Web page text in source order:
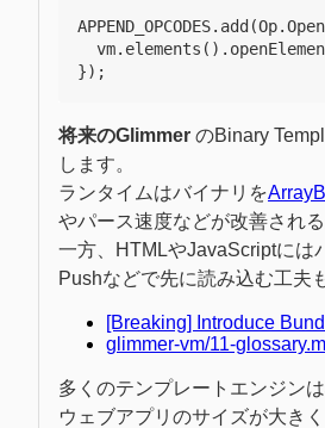
APPEND_OPCODES. add (Op.
vm. elements ().
});
将来のGlimmer のBinary
します。
ランタイムはバイナリを
やパース速度などが改善され
一方、HTMLやJavaScriptには
Pushなどで先に読み込む工夫
[Breaking] Introduce
glimmer-vm/11-
多くのテンプレートエンジン
ウェブアプリのサイズが大き